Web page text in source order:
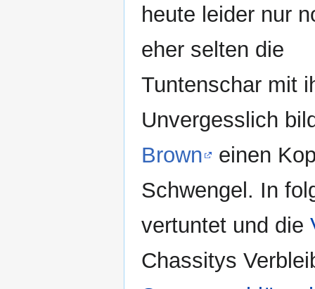
heute leider nur
eher selten die
Tuntenschar mit
Unvergesslich
Brown
einen
Schwengel. In
vertuntet und die
Chassitys